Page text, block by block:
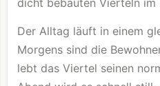
Der Alltag läuft in einem
Morgens sind die
lebt das Viertel seinen